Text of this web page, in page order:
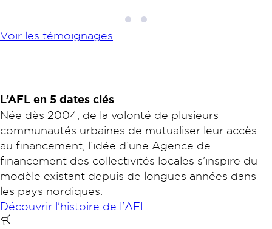
1
2
Voir les témoignages
L’AFL en 5 dates clés
Née dès 2004, de la volonté de plusieurs
communautés urbaines de mutualiser leur accès
au financement, l’idée d’une Agence de
financement des collectivités locales s’inspire du
modèle existant depuis de longues années dans
les pays nordiques.
Découvrir l'histoire de l'AFL